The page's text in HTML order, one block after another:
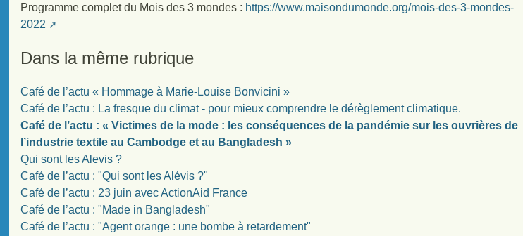
Programme complet du Mois des 3 mondes : https://www.maisondumonde.org/mois-des-3-mondes-
2022
Dans la même rubrique
Café de l’actu « Hommage à Marie-Louise Bonvicini »
Café de l’actu : La fresque du climat - pour mieux comprendre le dérèglement climatique.
Café de l’actu : « Victimes de la mode : les conséquences de la pandémie sur les ouvrières de
l’industrie textile au Cambodge et au Bangladesh »
Qui sont les Alevis ?
Café de l’actu : "Qui sont les Alévis ?"
Café de l’actu : 23 juin avec ActionAid France
Café de l’actu : "Made in Bangladesh"
Café de l’actu : "Agent orange : une bombe à retardement"